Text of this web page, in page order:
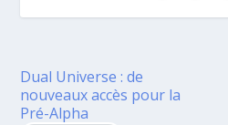
Dual Universe : de
nouveaux accès pour la
Pré-Alpha